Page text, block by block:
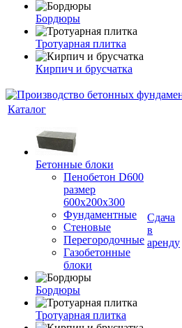
Бордюры
Тротуарная плитка
Кирпич и брусчатка
Каталог
Бетонные блоки
Пенобетон D600
размер
600х200х300
Фундаментные
Стеновые
Перегородочные
Газобетонные
блоки
Бордюры
Тротуарная плитка
Сдача
в
аренду